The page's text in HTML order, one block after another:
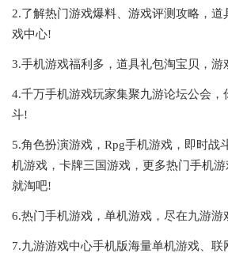
2.了解热门游戏爆料、游戏评测攻略，
戏中心!
3.手机游戏福利多，道具礼包淘宝贝，游
4.千万手机游戏玩家集聚九游论坛公会，
斗!
5.角色扮演游戏，Rpg手机游戏，即时战
机游戏，卡牌三国游戏，更多热门手机
就淘吧!
6.热门手机游戏，单机游戏，尽在九游游
7.九游游戏中心手机版海量单机游戏、联